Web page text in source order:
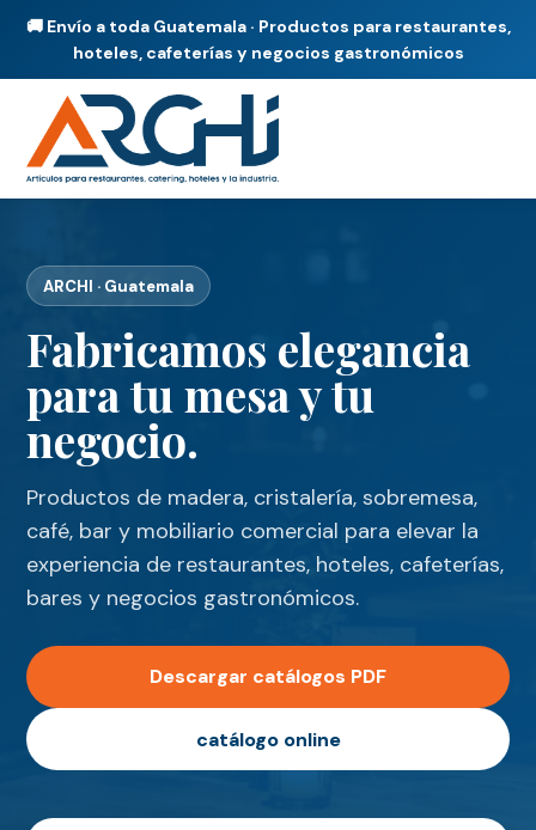
🚚 Envío a toda Guatemala · Productos para restaurantes,
hoteles, cafeterías y negocios gastronómicos
ARCHI · Guatemala
Fabricamos elegancia
para tu mesa y tu
negocio.
Productos de madera, cristalería, sobremesa,
café, bar y mobiliario comercial para elevar la
experiencia de restaurantes, hoteles, cafeterías,
bares y negocios gastronómicos.
Descargar catálogos PDF
catálogo online